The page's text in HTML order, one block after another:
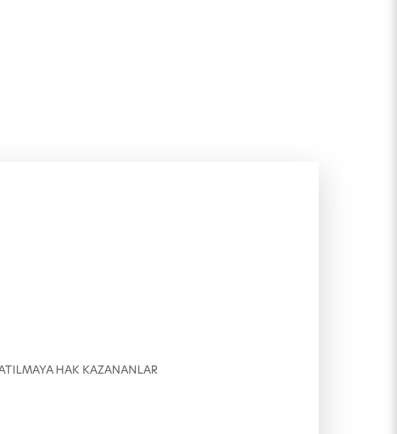
HAK KAZANANLAR